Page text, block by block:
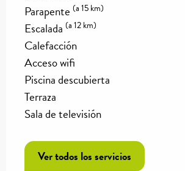
Parapente (a 15 km)
Escalada (a 12 km)
Calefacción
Acceso wifi
Piscina descubierta
Terraza
Sala de televisión
Ver todos los servicios